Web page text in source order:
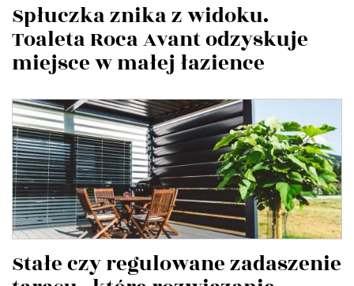
Spłuczka znika z widoku.
Toaleta Roca Avant odzyskuje
miejsce w małej łazience
Stałe czy regulowane zadaszenie